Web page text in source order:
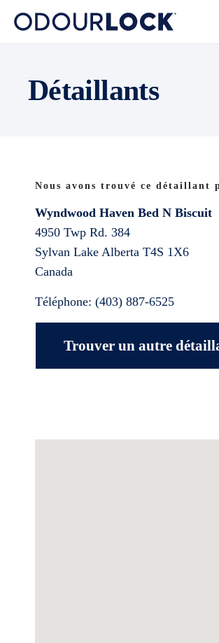
Détaillants
Nous avons trouvé ce détaillant
Wyndwood Haven Bed N Biscuit
4950 Twp Rd. 384
Sylvan Lake Alberta T4S 1X6
Canada
Téléphone: (403) 887-6525
Trouver un autre